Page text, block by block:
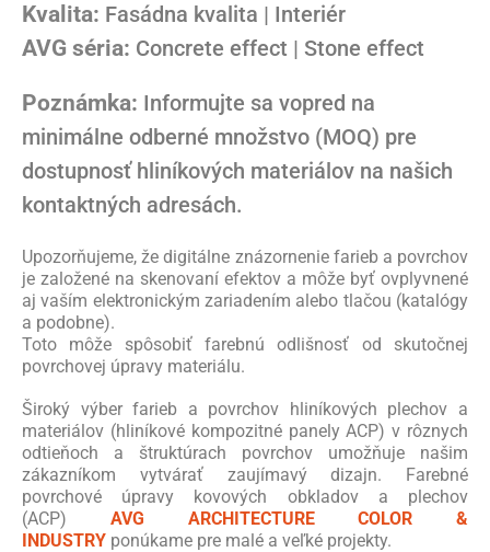
Kvalita: Fasádna kvalita | Interiér
AVG séria: Concrete effect | Stone effect
Poznámka: Informujte sa vopred na
minimálne odberné množstvo (MOQ) pre
dostupnosť hliníkových materiálov na našich
kontaktných adresách.
Upozorňujeme, že digitálne znázornenie farieb a povrchov
je založené na skenovaní efektov a môže byť ovplyvnené
aj vaším elektronickým zariadením alebo tlačou (katalógy
a podobne).
Toto môže spôsobiť farebnú odlišnosť od skutočnej
povrchovej úpravy materiálu.
Široký výber farieb a povrchov hliníkových plechov a
materiálov (hliníkové kompozitné panely ACP) v rôznych
odtieňoch a štruktúrach povrchov umožňuje našim
zákazníkom vytvárať zaujímavý dizajn. Farebné
povrchové úpravy kovových obkladov a plechov
(ACP) AVG ARCHITECTURE COLOR &
INDUSTRY ponúkame pre malé a veľké projekty.